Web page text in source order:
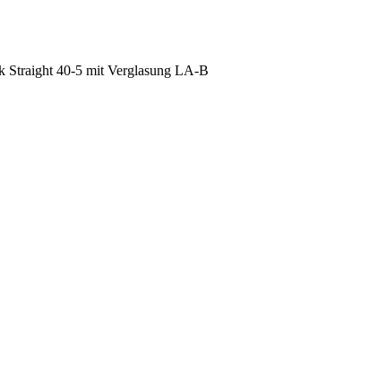
Straight 40-5 mit Verglasung LA-B